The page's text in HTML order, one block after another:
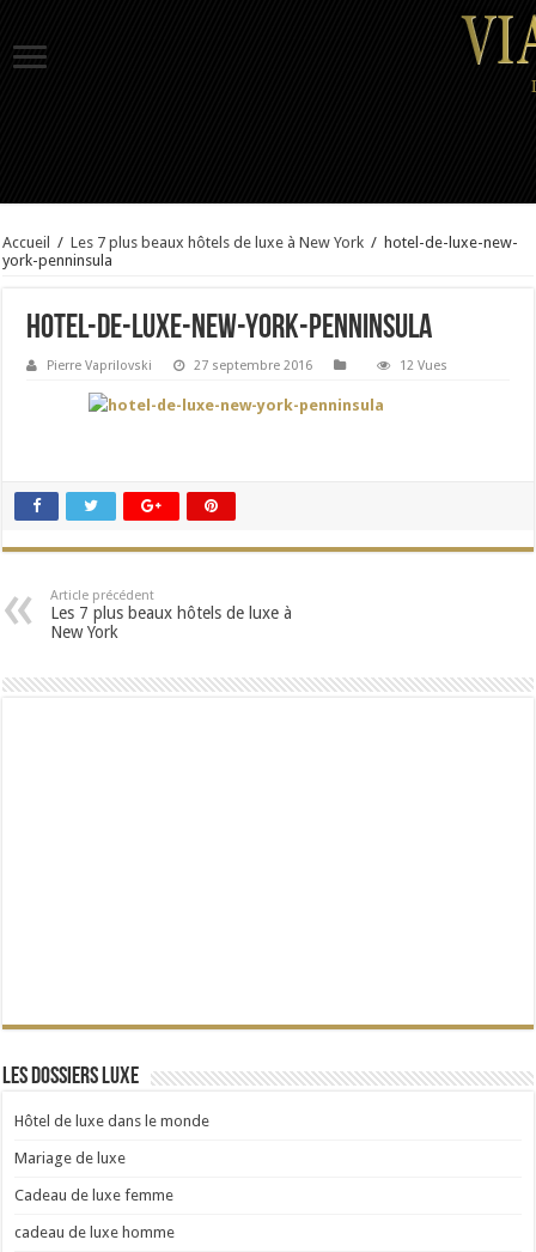
Accueil / Les 7 plus beaux hôtels de luxe à New York / hotel-de-luxe-new-
york-penninsula
hotel-de-luxe-new-york-penninsula
Pierre Vaprilovski 27 septembre 2016 12 Vues
Article précédent
Les 7 plus beaux hôtels de luxe à
New York
Les dossiers Luxe
Hôtel de luxe dans le monde
Mariage de luxe
Cadeau de luxe femme
cadeau de luxe homme